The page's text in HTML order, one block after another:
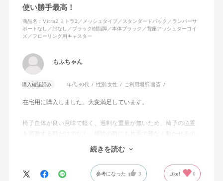
使い勝手最高！
商品名：Mitra2 ミトラ2／メッシュタイプ／スタンダードバック／ランバーサ
ポートなし／肘なし／ブラック樹脂脚／本体ブラック／背座アッシュターコイ
ズ／フローリング用キャスター
もふちゃん
購入確認済み 年代:30代 性別:女性 ご利用場所:書斎
在宅用に購入しました。大変満足しています。
椅子自体が良い意味で軽く、過剰な重量が無いため、椅子の位置
を調整する時だけでなく、掃除の時にも片手で難なく動かせるの
で、ストレスを感じません。
背中はメッシュ素材でハリがあり、沈み込みすぎないところが気
に入っています。色も画像通りのアッシュブルーで、部屋の差し
色になっています。
続きを読む
参考になった 3 Like! 0